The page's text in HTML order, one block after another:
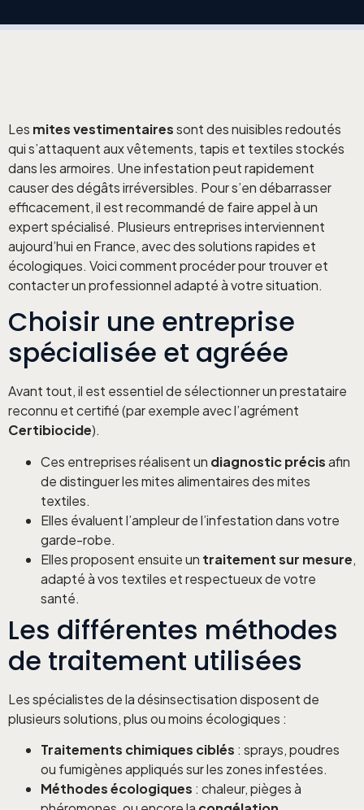
Les mites vestimentairessont des nuisibles redoutés
qui s’attaquent aux vêtements, tapis et textiles stockés
dans les armoires. Une infestation peut rapidement
causer des dégâts irréversibles. Pour s’en débarrasser
efficacement, il est recommandé de faire appel à un
expert spécialisé. Plusieurs entreprises interviennent
aujourd’hui en France, avec des solutions rapides et
écologiques. Voici comment procéder pour trouver et
contacter un professionnel adapté à votre situation.
Choisir une entreprise
spécialisée et agréée
Avant tout, il est essentiel de sélectionner un prestataire
reconnu et certifié (par exemple avec l’agrément
Certibiocide).
Ces entreprises réalisent un diagnostic précisafin
de distinguer les mites alimentaires des mites
textiles.
Elles évaluent l’ampleur de l’infestation dans votre
garde-robe.
Elles proposent ensuite un traitement sur mesure,
adapté à vos textiles et respectueux de votre
santé.
Les différentes méthodes
de traitement utilisées
Les spécialistes de la désinsectisation disposent de
plusieurs solutions, plus ou moins écologiques :
Traitements chimiques ciblés : sprays, poudres
ou fumigènes appliqués sur les zones infestées.
Méthodes écologiques : chaleur, pièges à